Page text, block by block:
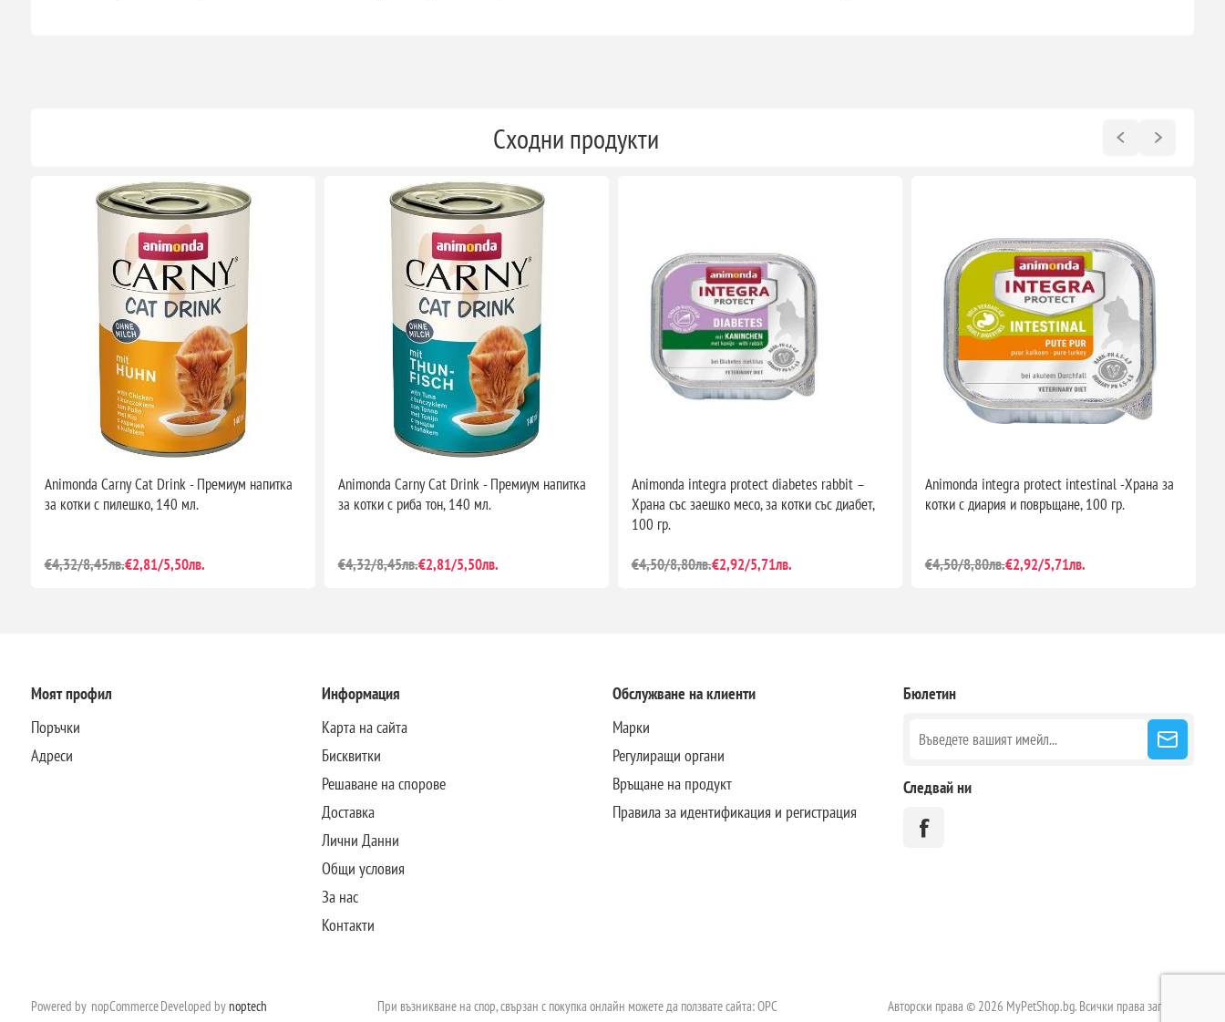
Сходни продукти
Animonda Carny Cat Drink - Премиум напитка
за котки с пилешко, 140 мл.
€4,32/8,45лв.€2,81/5,50лв.
Animonda Carny Cat Drink - Премиум напитка
за котки с риба тон, 140 мл.
€4,32/8,45лв.€2,81/5,50лв.
Animonda integra protect diabetes rabbit –
Храна със заешко месо, за котки със диабет,
100 гр.
€4,50/8,80лв.€2,92/5,71лв.
Animonda integra protect intestinal -Храна за
котки с диария и повръщане, 100 гр.
€4,50/8,80лв.€2,92/5,71лв.
Моят профил
Поръчки
Адреси
Информация
Карта на сайта
Бисквитки
Решаване на спорове
Доставка
Лични Данни
Общи условия
За нас
Контакти
Обслужване на клиенти
Марки
Регулиращи органи
Връщане на продукт
Правила за идентификация и регистрация
Бюлетин
Следвай ни
Powered by nopCommerceDeveloped by noptech При възникване на спор, свързан с покупка онлайн можете да ползвате сайта:ОРС Авторски права © 2026 MyPetShop.bg. Всички права запазени.